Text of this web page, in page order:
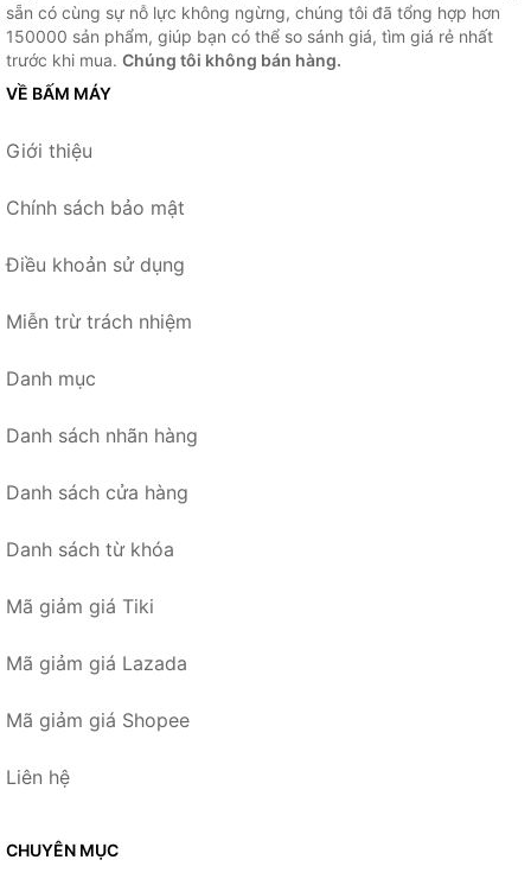
sẵn có cùng sự nỗ lực không ngừng, chúng tôi đã tổng hợp hơn
150000 sản phẩm, giúp bạn có thể so sánh giá, tìm giá rẻ nhất
trước khi mua. Chúng tôi không bán hàng.
VỀ BẤM MÁY
Giới thiệu
Chính sách bảo mật
Điều khoản sử dụng
Miễn trừ trách nhiệm
Danh mục
Danh sách nhãn hàng
Danh sách cửa hàng
Danh sách từ khóa
Mã giảm giá Tiki
Mã giảm giá Lazada
Mã giảm giá Shopee
Liên hệ
CHUYÊN MỤC